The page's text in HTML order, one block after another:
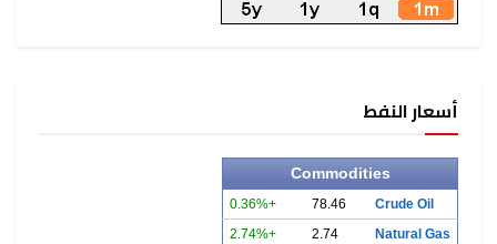
أسعار النفط
Commodities
Crude Oil
78.46
+0.36%
Natural Gas
2.74
+2.74%